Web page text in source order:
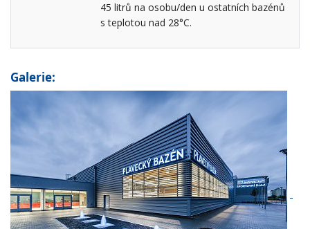
45 litrů na osobu/den u ostatních bazénů
s teplotou nad 28°C.
Galerie: